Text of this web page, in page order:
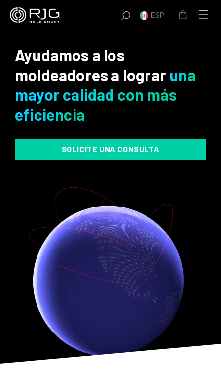
Saltar
ESP
Ayudamos a los
moldeadores a lograr una
mayor calidad con más
eficiencia
SOLICITE UNA CONSULTA